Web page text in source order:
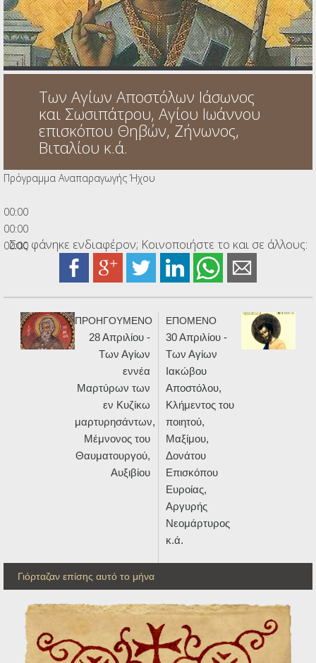
Ηχητικά
Των Αγίων Αποστόλων Ιάσωνος
και Σωσιπάτρου, Αγίου Ιωάννου
επισκόπου Θηβών, Ζήνωνος,
Βιταλίου κ.ά.
Πρόγραμμα Αναπαραγωγής Ήχου
00:00
00:00
00:00
Σας φάνηκε ενδιαφέρον; Κοινοποιήστε το και σε άλλους:
ΠΡΟΗΓΟΥΜΕΝΟ
28 Απριλίου -
Των Αγίων
εννέα
Μαρτύρων των
εν Κυζίκω
μαρτυρησάντων,
Μέμνονος του
Θαυματουργού,
Αυξιβίου
ΕΠΟΜΕΝΟ
30 Απριλίου -
Των Αγίων
Ιακώβου
Αποστόλου,
Κλήμεντος του
ποιητού,
Μαξίμου,
Δονάτου
Επισκόπου
Ευροίας,
Αργυρής
Νεομάρτυρος
κ.ά.
Γιόρταζαν επίσης αυτό το μήνα